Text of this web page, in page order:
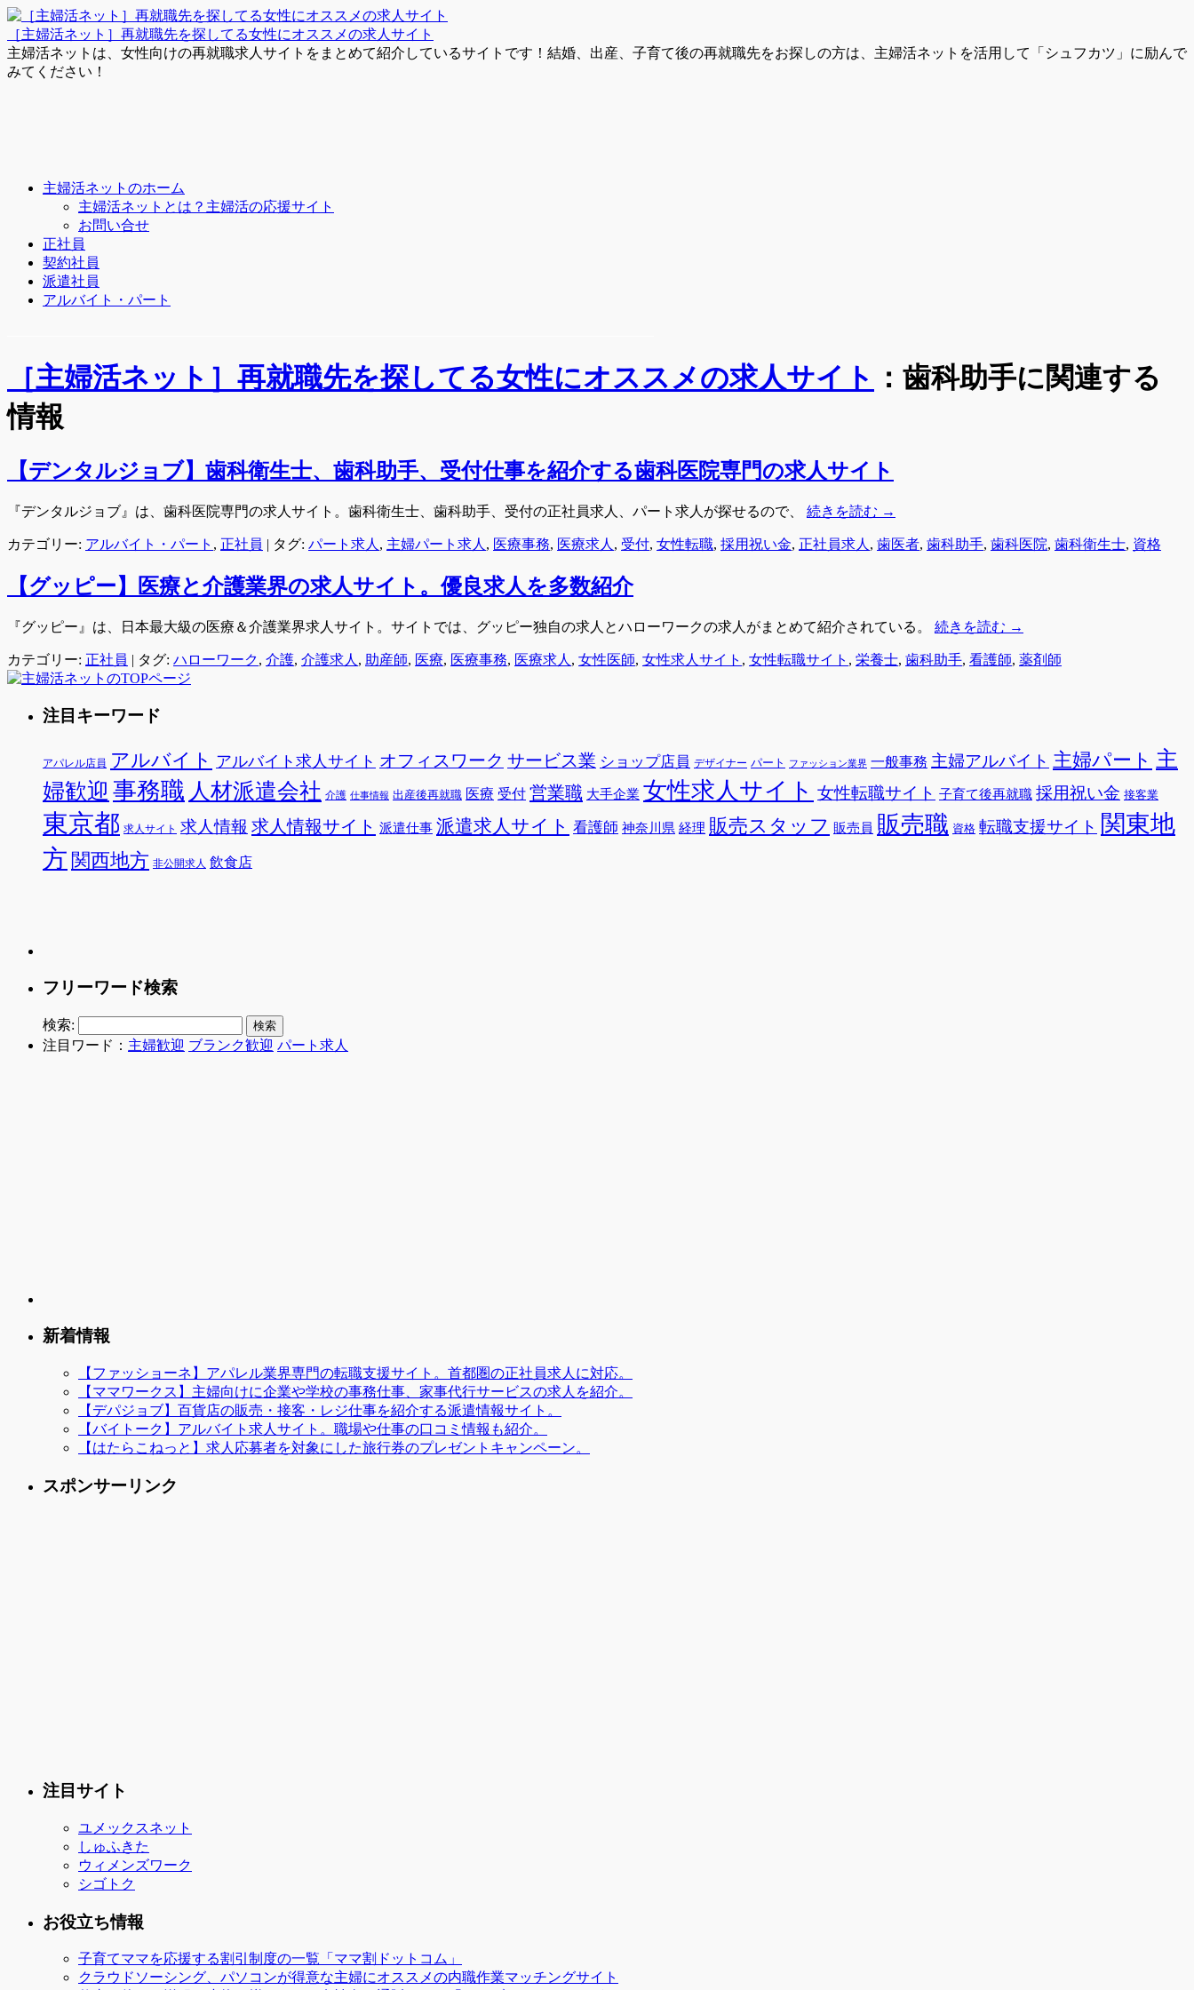
［主婦活ネット］再就職先を探してる女性にオススメの求人サイト
主婦活ネットは、女性向けの再就職求人サイトをまとめて紹介しているサイトです！結婚、出産、子育て後の再就職先をお探しの方は、主婦活ネットを活用して「シュフカツ」に励んで
みてください！
主婦活ネットのホーム
主婦活ネットとは？主婦活の応援サイト
お問い合せ
正社員
契約社員
派遣社員
アルバイト・パート
［主婦活ネット］再就職先を探してる女性にオススメの求人サイト ： 歯科助手に関連する
情報
【デンタルジョブ】歯科衛生士、歯科助手、受付仕事を紹介する歯科医院専門の求人サイト
『デンタルジョブ』は、歯科医院専門の求人サイト。歯科衛生士、歯科助手、受付の正社員求人、パート求人が探せるので、 続きを読む →
カテゴリー: アルバイト・パート , 正社員 | タグ: パート求人 , 主婦パート求人 , 医療事務, 医療求人 , 受付, 女性転職, 採用祝い金, 正社員求人 , 歯医者, 歯科助手, 歯科医院, 歯科衛生士, 資格
【グッピー】医療と介護業界の求人サイト。優良求人を多数紹介
『グッピー』は、日本最大級の医療＆介護業界求人サイト。サイトでは、グッピー独自の求人とハローワークの求人がまとめて紹介されている。 続きを読む →
カテゴリー: 正社員 | タグ: ハローワーク, 介護, 介護求人 , 助産師, 医療, 医療事務, 医療求人 , 女性医師, 女性求人サイト , 女性転職サイト , 栄養士, 歯科助手, 看護師, 薬剤師
注目キーワード
アパレル店員 アルバイト アルバイト求人サイト オフィスワーク サービス業 ショップ店員 デザイナー パート ファッション業界 一般事務 主婦アルバイト 主婦パート 主
婦歓迎 事務職 人材派遣会社 介護 仕事情報 出産後再就職 医療 受付 営業職 大手企業 女性求人サイト 女性転職サイト 子育て後再就職 採用祝い金 接客業
東京都 求人サイト 求人情報 求人情報サイト 派遣仕事 派遣求人サイト 看護師 神奈川県 経理 販売スタッフ 販売員 販売職 資格 転職支援サイト 関東地
方 関西地方 非公開求人 飲食店
フリーワード検索
検索:
注目ワード： 主婦歓迎 ブランク歓迎 パート求人
新着情報
【ファッショーネ】アパレル業界専門の転職支援サイト。首都圏の正社員求人に対応。
【ママワークス】主婦向けに企業や学校の事務仕事、家事代行サービスの求人を紹介。
【デパジョブ】百貨店の販売・接客・レジ仕事を紹介する派遣情報サイト。
【バイトーク】アルバイト求人サイト。職場や仕事の口コミ情報も紹介。
【はたらこねっと】求人応募者を対象にした旅行券のプレゼントキャンペーン。
スポンサーリンク
注目サイト
ユメックスネット
しゅふきた
ウィメンズワーク
シゴトク
お役立ち情報
子育てママを応援する割引制度の一覧「ママ割ドットコム」
クラウドソーシング、パソコンが得意な主婦にオススメの内職作業マッチングサイト